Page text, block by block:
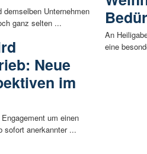
demselben Unternehmen
ganz selten ...
Neue
im
um einen
sofort anerkannter ...
An
eine